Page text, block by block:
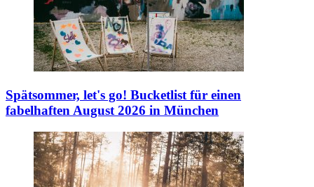
Spätsommer, let's go! Bucketlist für einen
fabelhaften August 2026 in München